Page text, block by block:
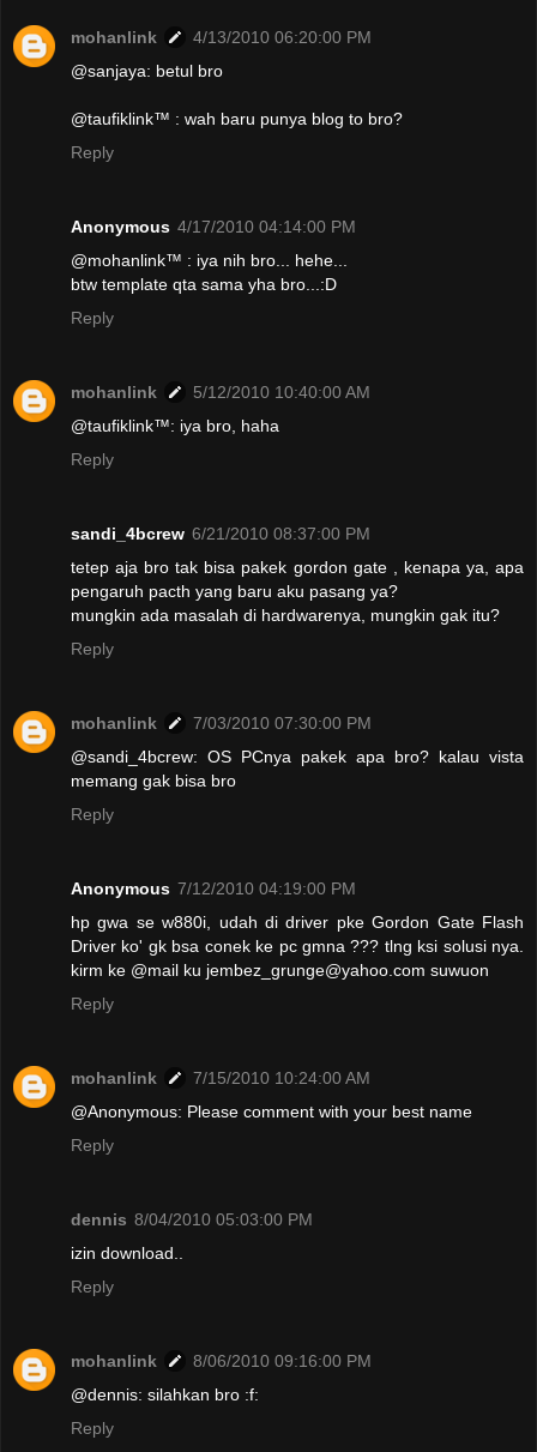
mohanlink
4/13/2010 06:20:00 PM
@sanjaya: betul bro
@taufiklink™ : wah baru punya blog to bro?
Reply
Anonymous 4/17/2010 04:14:00 PM
@mohanlink™ : iya nih bro... hehe...
btw template qta sama yha bro...:D
Reply
mohanlink
5/12/2010 10:40:00 AM
@taufiklink™: iya bro, haha
Reply
sandi_4bcrew 6/21/2010 08:37:00 PM
tetep aja bro tak bisa pakek gordon gate , kenapa ya, apa
pengaruh pacth yang baru aku pasang ya?
mungkin ada masalah di hardwarenya, mungkin gak itu?
Reply
mohanlink
7/03/2010 07:30:00 PM
@sandi_4bcrew: OS PCnya pakek apa bro? kalau vista
memang gak bisa bro
Reply
Anonymous 7/12/2010 04:19:00 PM
hp gwa se w880i, udah di driver pke Gordon Gate Flash
Driver ko' gk bsa conek ke pc gmna ??? tlng ksi solusi nya.
kirm ke @mail ku jembez_grunge@yahoo.com suwuon
Reply
mohanlink
7/15/2010 10:24:00 AM
@Anonymous: Please comment with your best name
Reply
dennis 8/04/2010 05:03:00 PM
izin download..
Reply
mohanlink
8/06/2010 09:16:00 PM
@dennis: silahkan bro :f:
Reply